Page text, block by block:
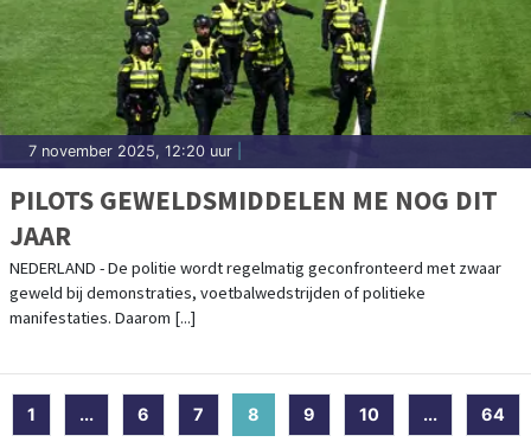
7 november 2025, 12:20 uur
PILOTS GEWELDSMIDDELEN ME NOG DIT
JAAR
NEDERLAND - De politie wordt regelmatig geconfronteerd met zwaar
geweld bij demonstraties, voetbalwedstrijden of politieke
manifestaties. Daarom [...]
1 ... 6 7 8 (current)
9 10 ... 64